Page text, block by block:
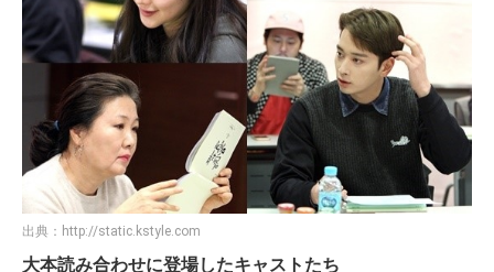
出典： http://static.kstyle.com
大本読み合わせに登場したキャストたち